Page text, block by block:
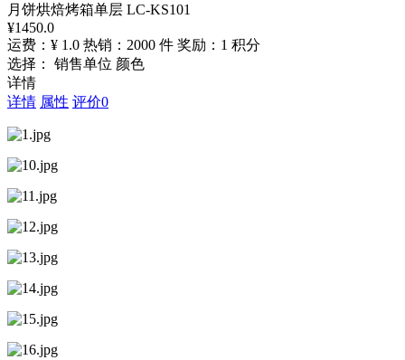
月饼烘焙烤箱单层 LC-KS101
¥1450.0
运费：¥ 1.0 热销：2000 件 奖励：1 积分
选择： 销售单位 颜色
详情
详情 属性 评价0